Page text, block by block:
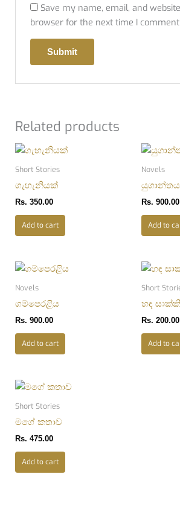
Save my name, email, and
browser for the next time I comment.
Related products
Short Stories
ගැහැනියක්
Rs. 350.00
Add to cart
Novels
යුගාන්තය
Rs. 900.00
Add to
Novels
ගම්පෙරළිය
Rs. 900.00
Add to cart
Short
හඳ
Rs. 200.00
Add to
Short Stories
මගේ කතාව
Rs. 475.00
Add to cart